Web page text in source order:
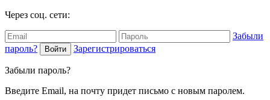
Через соц. сети:
Забыли
пароль?
Войти Зарегистрироваться
Забыли пароль?
Введите Email, на почту придет письмо с новым паролем.